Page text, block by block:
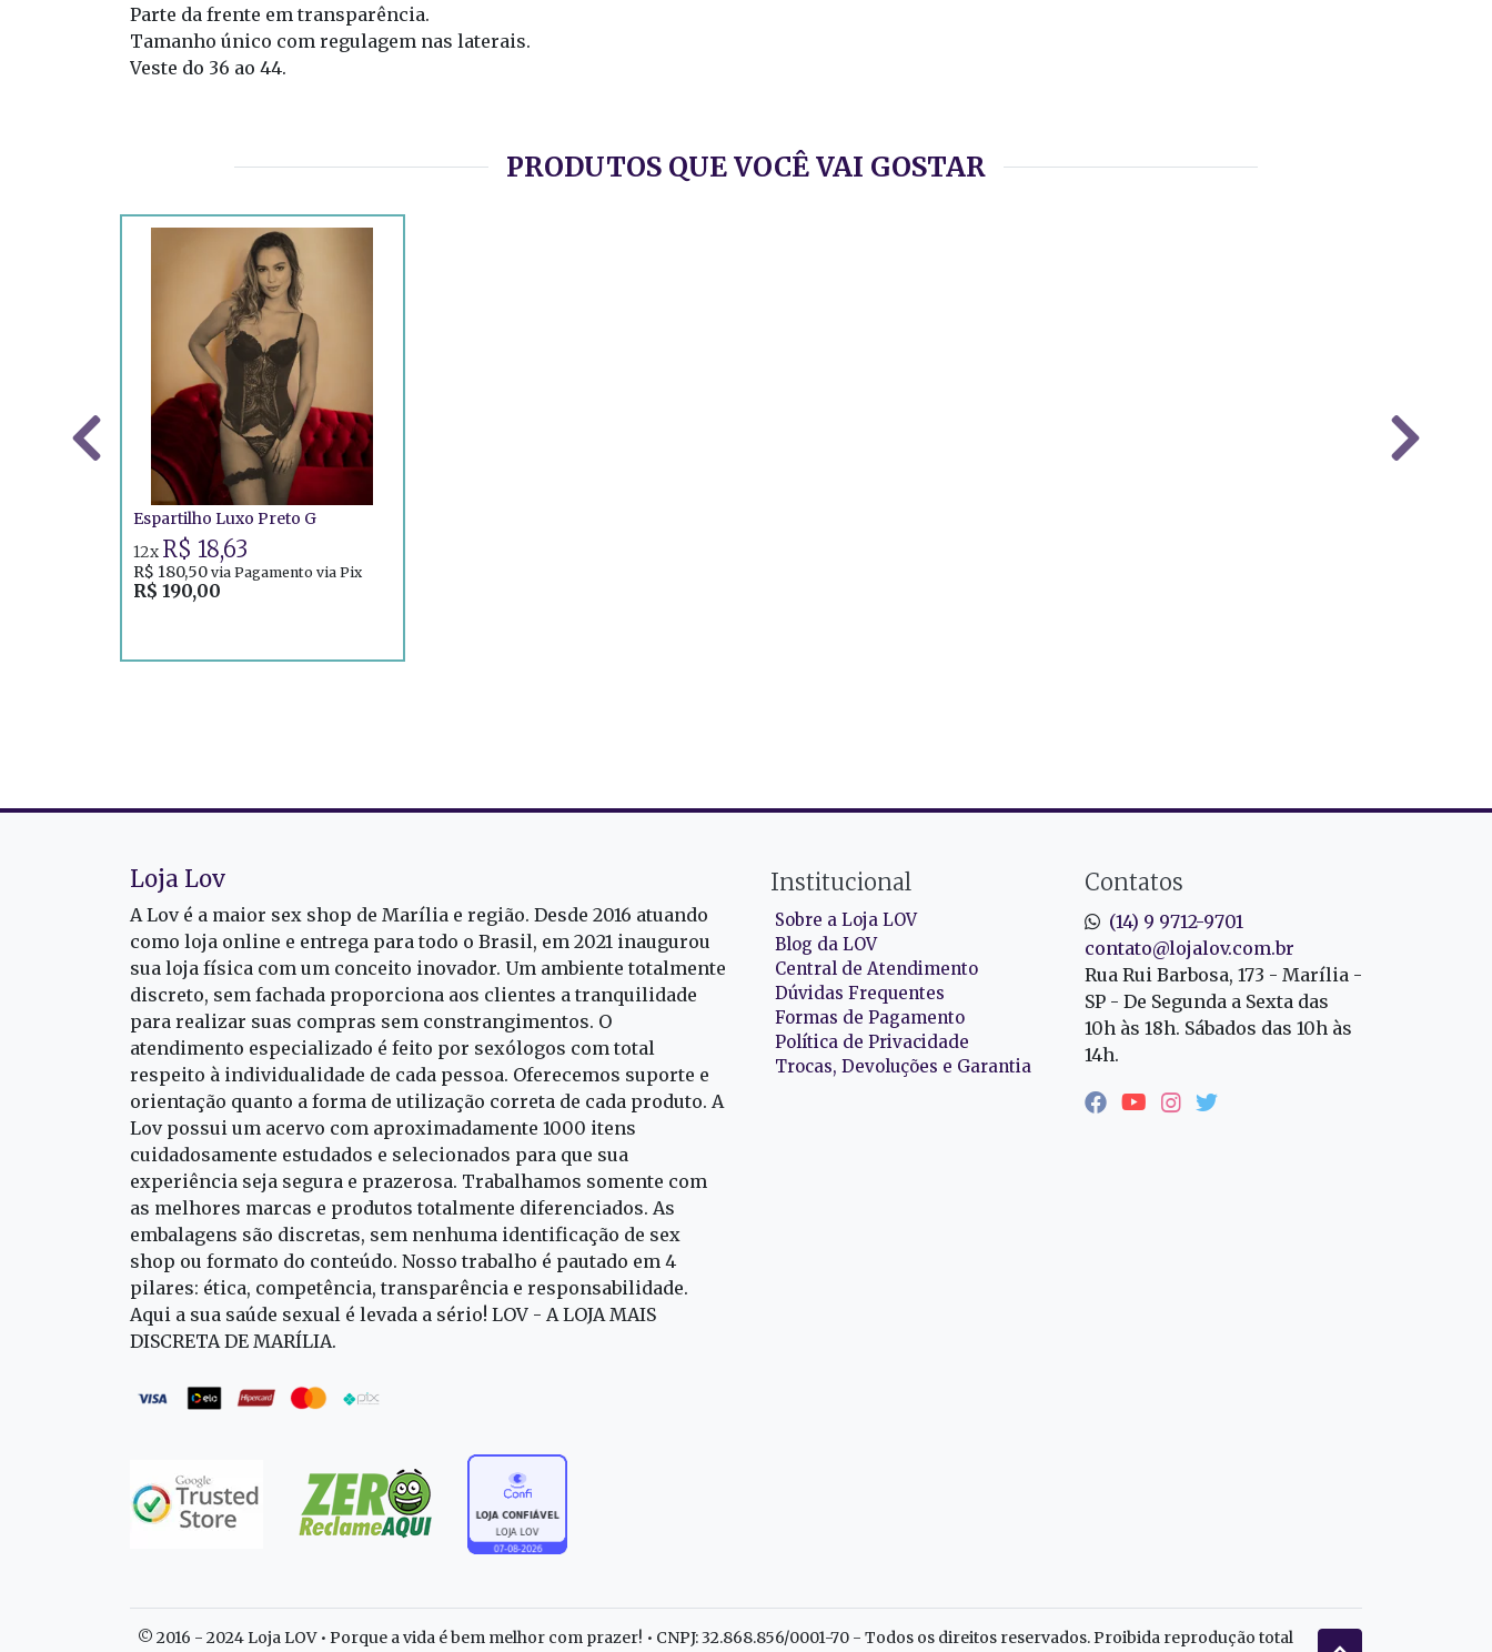
Parte da frente em transparência.
Tamanho único com regulagem nas laterais.
Veste do 36 ao 44.
PRODUTOS QUE VOCÊ VAI GOSTAR
Espartilho Luxo Preto G
R$ 190,00
12x R$ 18,63
R$ 180,50 via Pagamento via Pix
Contatos
(14) 9 9712-9701
contato@lojalov.com.br
Rua Rui Barbosa, 173 - Marília -
SP - De Segunda a Sexta das
10h às 18h. Sábados das 10h às
14h.
Institucional
Sobre a Loja LOV
Blog da LOV
Central de Atendimento
Dúvidas Frequentes
Formas de Pagamento
Política de Privacidade
Trocas, Devoluções e Garantia
Loja Lov
A Lov é a maior sex shop de Marília e região. Desde 2016 atuando
como loja online e entrega para todo o Brasil, em 2021 inaugurou
sua loja física com um conceito inovador. Um ambiente totalmente
discreto, sem fachada proporciona aos clientes a tranquilidade
para realizar suas compras sem constrangimentos. O
atendimento especializado é feito por sexólogos com total
respeito à individualidade de cada pessoa. Oferecemos suporte e
orientação quanto a forma de utilização correta de cada produto. A
Lov possui um acervo com aproximadamente 1000 itens
cuidadosamente estudados e selecionados para que sua
experiência seja segura e prazerosa. Trabalhamos somente com
as melhores marcas e produtos totalmente diferenciados. As
embalagens são discretas, sem nenhuma identificação de sex
shop ou formato do conteúdo. Nosso trabalho é pautado em 4
pilares: ética, competência, transparência e responsabilidade.
Aqui a sua saúde sexual é levada a sério! LOV - A LOJA MAIS
DISCRETA DE MARÍLIA.
© 2016 - 2024 Loja LOV • Porque a vida é bem melhor com prazer! • CNPJ: 32.868.856/0001-70 - Todos os direitos reservados. Proibida reprodução total